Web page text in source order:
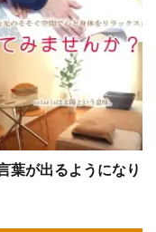
葉が出るようになり